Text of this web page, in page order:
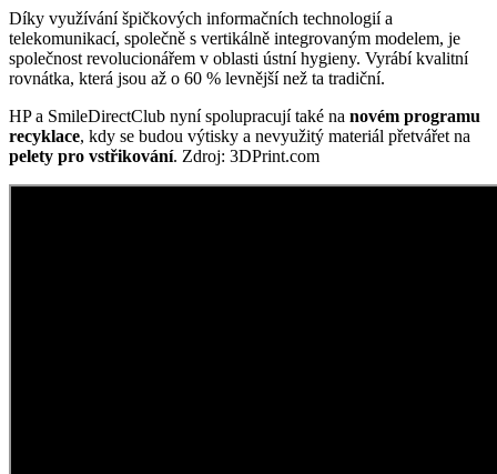
Díky využívání špičkových informačních technologií a
telekomunikací, společně s vertikálně integrovaným modelem, je
společnost revolucionářem v oblasti ústní hygieny. Vyrábí kvalitní
rovnátka, která jsou až o 60 % levnější než ta tradiční.
HP a SmileDirectClub nyní spolupracují také na novém programu
recyklace, kdy se budou výtisky a nevyužitý materiál přetvářet na
pelety pro vstřikování. Zdroj: 3DPrint.com